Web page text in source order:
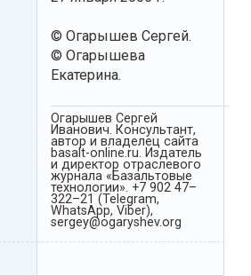
© Огарышев Сергей.
© Огарышева
Екатерина.
Огарышев Сергей
Иванович. Консультант,
автор и владелец сайта
basalt-online.ru. Издатель
и директор отраслевого
журнала «Базальтовые
технологии». +7 902 47–
322–21 (Telegram,
WhatsApp, Viber),
sergey@ogaryshev.org